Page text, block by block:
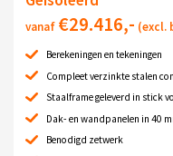
vanaf €29.416,- (excl.
Berekeningen en tekeningen
Compleet verzinkte stalen
Staalframe geleverd in stick
Dak- en wandpanelen in 40
Benodigd zetwerk